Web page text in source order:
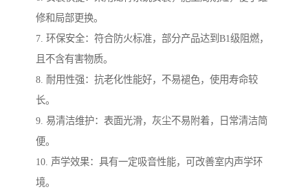
修和局部更换。
7. 环保安全：符合防火标准，部分产品达到B1级阻燃，
且不含有害物质。
8. 耐用性强：抗老化性能好，不易褪色，使用寿命较
长。
9. 易清洁维护：表面光滑，灰尘不易附着，日常清洁简
便。
10. 声学效果：具有一定吸音性能，可改善室内声学环
境。